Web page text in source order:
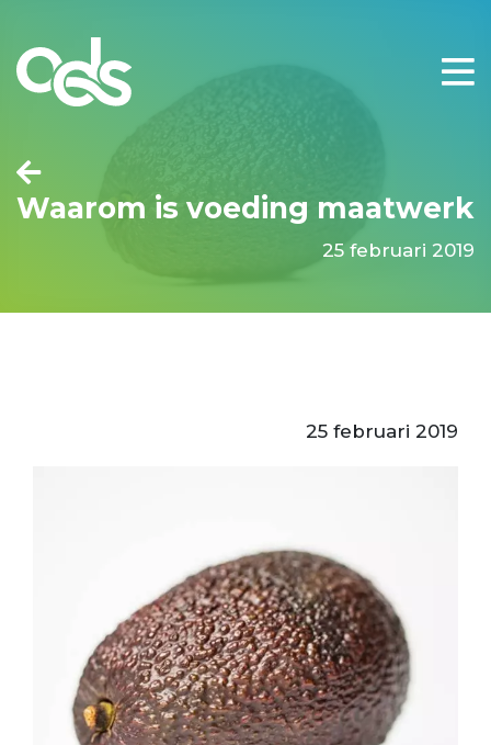
Waarom is voeding maatwerk
25 februari 2019
25 februari 2019